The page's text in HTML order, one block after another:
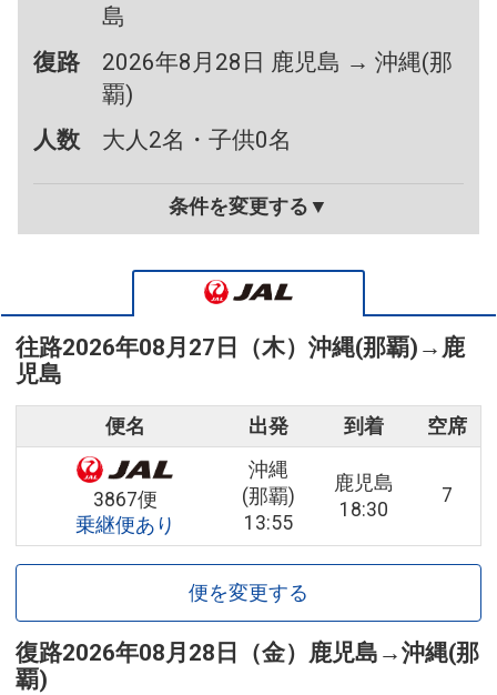
島
復路
2026年8月28日 鹿児島 → 沖縄(那
覇)
人数
大人2名・子供0名
条件を変更する▼
往路2026年08月27日（木） 沖縄(那覇) → 鹿
児島
便名 出発 到着 空席
3867便
乗継便あり
沖縄
(那覇)
13:55
鹿児島
18:30
7
便を変更する
復路2026年08月28日（金） 鹿児島 →沖縄(那
覇)